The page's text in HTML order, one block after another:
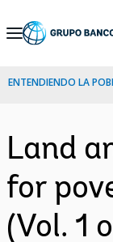
Skip
Navigation
ENTENDIENDO LA
Land
for
(Vol. 1